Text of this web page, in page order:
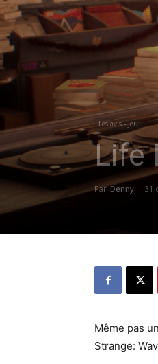
Les avis - Jeu
Life
Par Denny - 31
Même pas
Strange: